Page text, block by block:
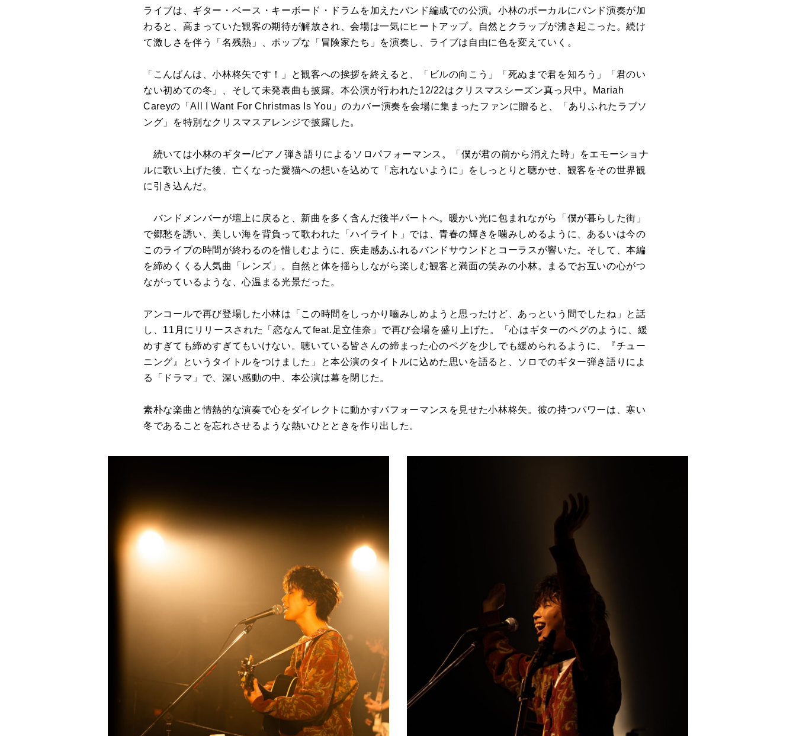
ライブは、ギター・ベース・キーボード・ドラムを加えたバンド編成での公演。小林のボーカルにバンド演奏が加
わると、高まっていた観客の期待が解放され、会場は一気にヒートアップ。自然とクラップが沸き起こった。続け
て激しさを伴う「名残熱」、ポップな「冒険家たち」を演奏し、ライブは自由に色を変えていく。
「こんばんは、小林柊矢です！」と観客への挨拶を終えると、「ビルの向こう」「死ぬまで君を知ろう」「君のい
ない初めての冬」、そして未発表曲も披露。本公演が行われた12/22はクリスマスシーズン真っ只中。Mariah
Careyの「All I Want For Christmas Is You」のカバー演奏を会場に集まったファンに贈ると、「ありふれたラブソ
ング」を特別なクリスマスアレンジで披露した。
続いては小林のギター/ピアノ弾き語りによるソロパフォーマンス。「僕が君の前から消えた時」をエモーショナ
ルに歌い上げた後、亡くなった愛猫への想いを込めて「忘れないように」をしっとりと聴かせ、観客をその世界観
に引き込んだ。
バンドメンバーが壇上に戻ると、新曲を多く含んだ後半パートへ。暖かい光に包まれながら「僕が暮らした街」
で郷愁を誘い、美しい海を背負って歌われた「ハイライト」では、青春の輝きを噛みしめるように、あるいは今の
このライブの時間が終わるのを惜しむように、疾走感あふれるバンドサウンドとコーラスが響いた。そして、本編
を締めくくる人気曲「レンズ」。自然と体を揺らしながら楽しむ観客と満面の笑みの小林。まるでお互いの心がつ
ながっているような、心温まる光景だった。
アンコールで再び登場した小林は「この時間をしっかり嚙みしめようと思ったけど、あっという間でしたね」と話
し、11月にリリースされた「恋なんてfeat.足立佳奈」で再び会場を盛り上げた。「心はギターのペグのように、緩
めすぎても締めすぎてもいけない。聴いている皆さんの締まった心のペグを少しでも緩められるように、『チュー
ニング』というタイトルをつけました」と本公演のタイトルに込めた思いを語ると、ソロでのギター弾き語りによ
る「ドラマ」で、深い感動の中、本公演は幕を閉じた。
素朴な楽曲と情熱的な演奏で心をダイレクトに動かすパフォーマンスを見せた小林柊矢。彼の持つパワーは、寒い
冬であることを忘れさせるような熱いひとときを作り出した。